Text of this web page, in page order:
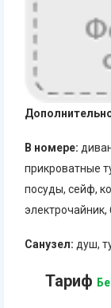
В номере:
прикроватные
посуды, сейф,
Санузел: душ,
Тариф